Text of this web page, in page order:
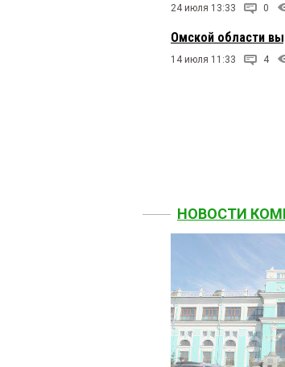
24 июля 13:33 0
Омской области
14 июля 11:33 4
НОВОСТИ